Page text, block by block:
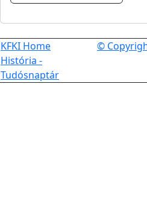
KFKI Home
História -
Tudósnaptár
©